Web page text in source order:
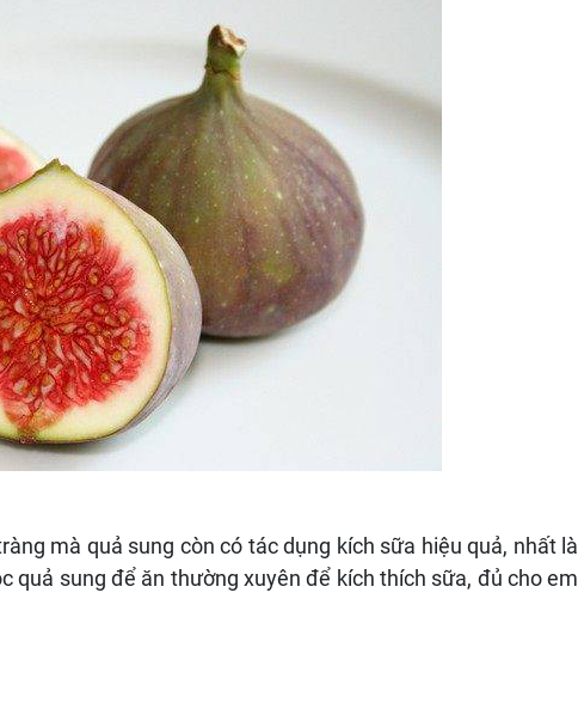
mà quả sung còn có tác dụng kích sữa hiệu quả, nhất là
quả sung để ăn thường xuyên để kích thích sữa, đủ cho em